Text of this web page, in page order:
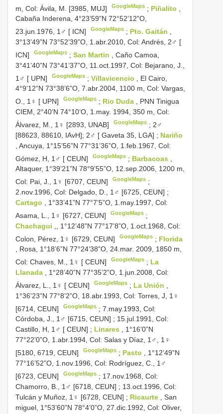
m, Col: Ávila, M. [3985, MUJ]
GoogleMaps ; Piñalito
Cabaña Inderena, 4°23’59”N 72°52’12”O,
23.jun.1976, 1♂ [ ICN]
GoogleMaps ; Pto. Gaitán
3°13’49”N 73°52’39”O, 1.abr.2010, Col: Andrés, 2♂ [
ICN]
GoogleMaps ;San Martin
, Caño Camoa,
3°41’40”N 73°41’37”O, 11.oct.1997, Col: Bejarano, J.,
1♂ [ UPN]
GoogleMaps ;Villavicencio
, El Cairo,
4°9’12”N 73°38’6”O, 7.abr.2004, 1100 m, Col: Vargas,
O., 1♀ [ UPN]
GoogleMaps ; Rio Duda
, PNN Tinigua
CIEM, 2°40’N 74°10’O, 1.may. 1994, 350 m, Col:
Álvarez, M., 1♀ [2893, UNAB]
GoogleMaps ; 2♂
[88623, 88610, IAvH]; 2♂ [ Gaveta 35, LGA] ; Nariño
, Ancuya, 1°15’56”N 77°31’36”O, 1.feb.1967, Col:
Gómez, H, 1♂ [ CEUN]
GoogleMaps ; Barbacoas
Altaquer, 1°39’21”N 78°9’55”O, 12.sep.2006, 1200 m,
Col: Pai, J., 1♀ [6707, CEUN]
GoogleMaps ;
2.nov.1996, Col: Delgado, D., 1♂ [6725, CEUN] ;
Cartago
, 1°33’41”N 77°7’5”O, 1.may.1997, Col:
Asama, L., 1♀ [6727, CEUN]
GoogleMaps ;
Chachagui
,, 1°12’48”N 77°17’8”O, 1.oct.1968, Col:
Colon, Pérez, 1♀ [6729, CEUN]
GoogleMaps ; Florida
, Rosa, 1°18’6”N 77°24’38”O, 24.mar. 2009, 1850 m,
Col: Chaves, M., 1♀ [ CEUN]
GoogleMaps ; La
Llanada
, 1°28’40”N 77°35’2”O, 1.jun.2008, Col:
Álvarez, L., 1♀ [ CEUN]
GoogleMaps ; La Unión
1°36’23”N 77°8’2”O, 18.abr.1993, Col: Torres, J, 1♀
[6714, CEUN]
GoogleMaps ;7.may.1993, Col:
Córdoba, J., 1♂ [6715, CEUN] ; 15.jul.1991, Col:
Castillo, H, 1♂ [ CEUN] ; Linares , 1°16’0”N
77°22’0”O, 1.abr.1994, Col: Salas y Díaz, 1♂, 1♀
[5180, 6719, CEUN]
GoogleMaps ; Pasto
, 1°12’49”N
77°16’52”O, 1.nov.1996, Col: Rodríguez, C., 1♂
[6723, CEUN]
GoogleMaps ; 17.nov.1968, Col:
Chamorro, B., 1♂ [6718, CEUN] ; 13.oct.1996, Col:
Tulcán y Muñoz, 1♀ [6728, CEUN] ; Ricaurte
, San
miguel, 1°53’60”N 78°4’0”O, 27.dic.1992, Col: Oliver,